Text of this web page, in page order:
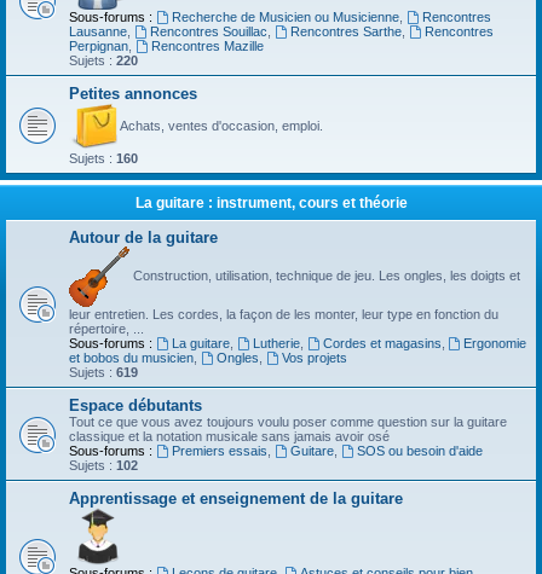
Sous-forums : Recherche de Musicien ou Musicienne,
Rencontres
Lausanne
Rencontres Souillac Rencontres Sarthe,
Rencontres
Perpignan
Rencontres Mazille
Sujets : 220
Petites annonces
Achats, ventes d'occasion, emploi.
Sujets : 160
La guitare : instrument, cours et théorie
Autour de la guitare
Construction, utilisation, technique de jeu. Les ongles, les doigts et
leur entretien. Les cordes, la façon de les monter, leur type en fonction du
répertoire, ...
Sous-forums :
La guitare, Lutherie, Cordes et magasins
Ergonomie
et bobos du musicien
Ongles
Vos projets
Sujets : 619
Espace débutants
Tout ce que vous avez toujours voulu poser comme question sur la guitare
classique et la notation musicale sans jamais avoir osé
Sous-forums :
Premiers essais Guitare,
SOS ou besoin d'aide
Sujets : 102
Apprentissage et enseignement de la guitare